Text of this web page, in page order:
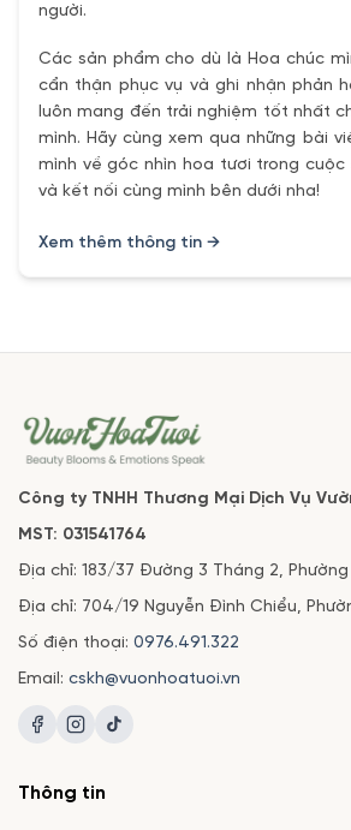
người.
Các sản phẩm cho dù là Hoa chúc
cẩn thận phục vụ và ghi nhận phản
luôn mang đến trải nghiệm tốt nhất
mình. Hãy cùng xem qua những bài
mình về góc nhìn hoa tươi trong cuộc
và kết nối cùng mình bên dưới nha!
Xem thêm thông tin →
Công ty TNHH Thương Mại Dịch Vụ
MST: 031541764
Địa chỉ: 183/37 Đường 3 Tháng 2, Phường
Địa chỉ: 704/19 Nguyễn Đình Chiểu,
Số điện thoại: 0976.491.322
Email: cskh@vuonhoatuoi.vn
Thông tin